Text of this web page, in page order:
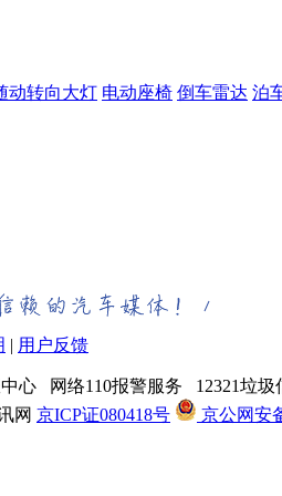
动转向大灯 电动座椅 倒车雷达 泊
| 用户反馈
心 网络110报警服务 12321垃圾
网 京ICP证080418号 京公网安